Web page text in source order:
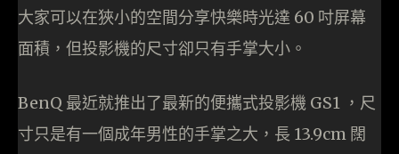
大家可以在狹小的空間分享快樂時光達 60 吋屏幕
面積，但投影機的尺寸卻只有手掌大小。
BenQ 最近就推出了最新的便攜式投影機 GS1 ，尺
寸只是有一個成年男性的手掌之大，長 13.9cm 闊